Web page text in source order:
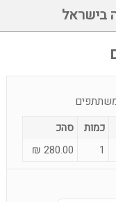
בישראל
כמות
סהכ
1
280.00
₪